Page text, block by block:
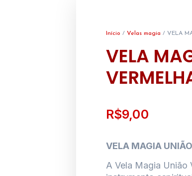
Início / Velas magia / VELA
VELA
R$9,00
VELA MAGIA
A Vela Magia União